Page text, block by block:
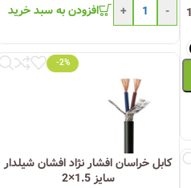
-
+ افزودن به سبد خرید
-2%
کابل خراسان افشار نژاد افشان شیلدار
سایز 1.5×2